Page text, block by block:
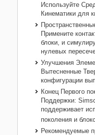
Используйте
Кинематики для
Примените
блоки, и
нулевых
Улучшения
Вытесненные
конфигурации
Конец Первого
Поддержки:
поддерживает
поколения и
Рекомендуемые